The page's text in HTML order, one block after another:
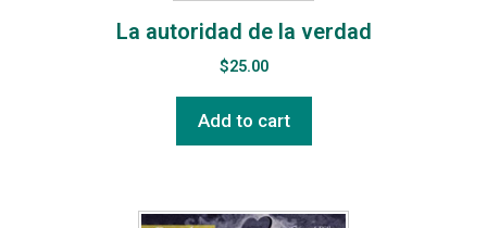
La autoridad de la verdad
$25.00
Add to cart